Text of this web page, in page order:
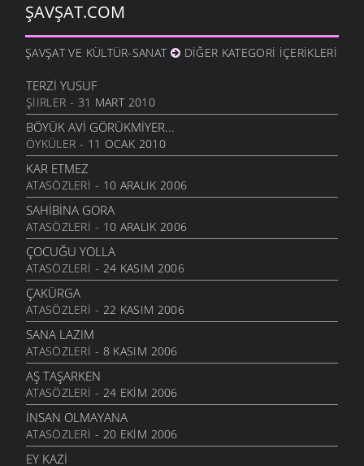
LAĞAP TAKMA
9 TEMMUZ 2007
MEMLEKET HAVASI
9 TEMMUZ 2007
SULOBANLININ HASTA ZİYARETİ
9 TEMMUZ 2007
GAZETE
9 TEMMUZ 2007
AVI GALIYER
9 TEMMUZ 2007
YERİNA SAYDIM GETTİ
9 TEMMUZ 2007
ŞAVŞATLI
9 TEMMUZ 2007
ŞAVTALİ VELİT AĞA
9 TEMMUZ 2007
SULOBANLI VE DENİZ
9 TEMMUZ 2007
GEMİ
9 TEMMUZ 2007
NAMAZ
9 TEMMUZ 2007
ŞAVŞAT.COM
ŞAVŞAT VE KÜLTÜR-SANAT DIĞER KATEGORI İÇERIKLERI
TERZI YUSUF
ŞIIRLER - 31 MART 2010
BÖYÜK AVI GÖRÜKMIYER...
ÖYKÜLER - 11 OCAK 2010
KAR ETMEZ
ATASÖZLERI - 10 ARALIK 2006
SAHIBINA GORA
ATASÖZLERI - 10 ARALIK 2006
ÇOCUĞU YOLLA
ATASÖZLERI - 24 KASIM 2006
ÇAKÜRGA
ATASÖZLERI - 22 KASIM 2006
SANA LAZIM
ATASÖZLERI - 8 KASIM 2006
AŞ TAŞARKEN
ATASÖZLERI - 24 EKIM 2006
İNSAN OLMAYANA
ATASÖZLERI - 20 EKIM 2006
EY KAZI